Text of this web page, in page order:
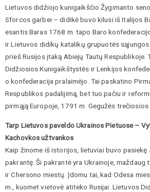
Lietuvos didžiojo kunigaikščio Žygimanto
Sforcos garbei – didikė buvo kilusi iš Italijos
esantis Baras 1768 m. tapo Baro
ir Lietuvos didikų katalikų grupuotės
prieš Rusijos įtaką Abiejų Tautų Respublikoje.
Didžiosios Kunigaikštystės ir Lenkijos
o konfederacija pralaimėjo. Tai paskatino
Respublikos padalijimą, bet tuo pačiu ir
pirmąją Europoje, 1791 m. Gegužės
Tarp Lietuvos paveldo Ukrainos Pietuose –
Kachovkos užtvankos
Kaip žinome iš istorijos, lietuviai buvo
pakrantę. Ši pakrantė yra Ukrainoje,
ir Chersono miestų. Įdomu tai, kad Odesa
m., kuomet vietovė atiteko Rusijai. Lietuvos